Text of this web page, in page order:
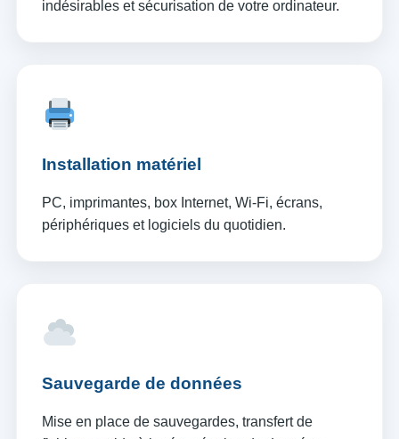
indésirables et sécurisation de votre ordinateur.
Installation matériel
PC, imprimantes, box Internet, Wi-Fi, écrans,
périphériques et logiciels du quotidien.
Sauvegarde de données
Mise en place de sauvegardes, transfert de